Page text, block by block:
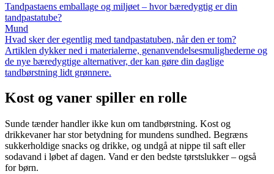
Tandpastaens emballage og miljøet – hvor bæredygtig er din
tandpastatube?
Mund
Hvad sker der egentlig med tandpastatuben, når den er tom?
Artiklen dykker ned i materialerne, genanvendelsesmulighederne og
de nye bæredygtige alternativer, der kan gøre din daglige
tandbørstning lidt grønnere.
Kost og vaner spiller en rolle
Sunde tænder handler ikke kun om tandbørstning. Kost og
drikkevaner har stor betydning for mundens sundhed. Begræns
sukkerholdige snacks og drikke, og undgå at nippe til saft eller
sodavand i løbet af dagen. Vand er den bedste tørstslukker – også
for børn.